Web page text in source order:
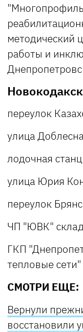
методический
работы и
переулок
улица
лодочная
улица Юрия
переулок
ЧП "ЮВК"
ГКП
тепловые
СМОТРИ ЕЩЕ:
Вернули
восстановили